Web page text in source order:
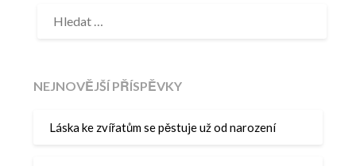
NEJNOVĚJŠÍ PŘÍSPĚVKY
Láska ke zvířatům se pěstuje už od narození